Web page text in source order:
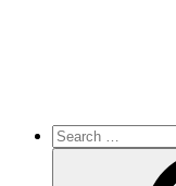
Search
for: